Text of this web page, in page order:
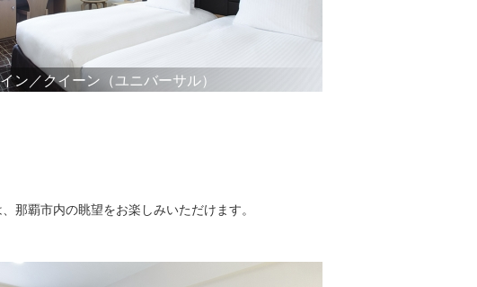
ン／クイーン（ユニバーサル）
那覇市内の眺望をお楽しみいただけます。